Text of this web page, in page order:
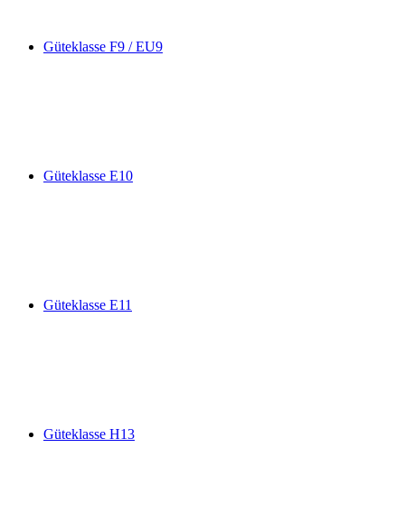
Güteklasse F9 / EU9
Güteklasse E10
Güteklasse E11
Güteklasse H13